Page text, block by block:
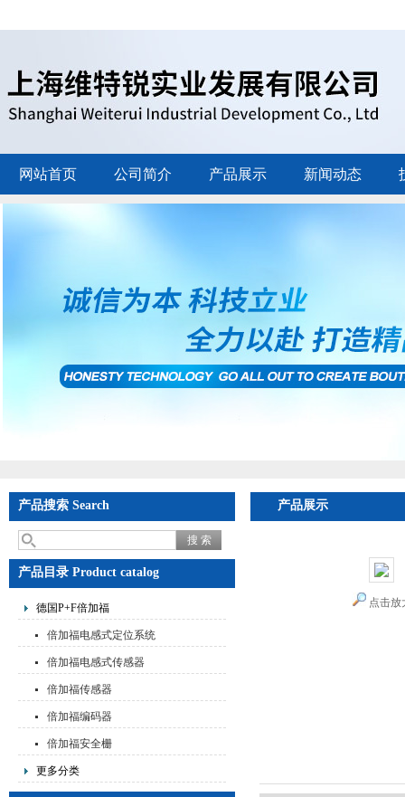
网站首页 公司简介 产品展示 新闻动态
产品搜索 Search
产品目录 Product catalog
德国P+F倍加福
倍加福电感式定位系统
倍加福电感式传感器
倍加福传感器
倍加福编码器
倍加福安全栅
更多分类
产品展示
点击放